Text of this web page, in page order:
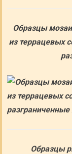
Образцы
из террацевых
Образцы